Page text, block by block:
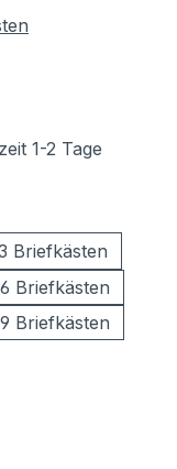
1-2 Tage
Briefkästen
6 Briefkästen
9 Briefkästen